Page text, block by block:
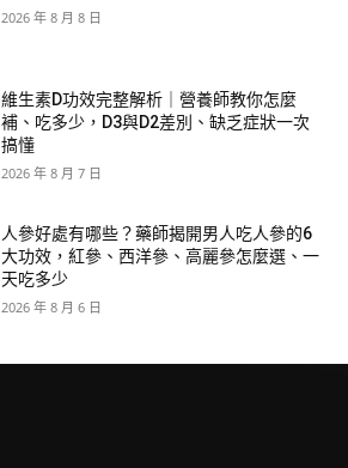
2026 年 8 月 8 日
維生素D功效完整解析｜營養師教你怎麼
補、吃多少，D3與D2差別、缺乏症狀一次
搞懂
2026 年 8 月 7 日
人參好處有哪些？藥師揭開男人吃人參的6
大功效，紅參、西洋參、高麗參怎麼選、一
天吃多少
2026 年 8 月 6 日